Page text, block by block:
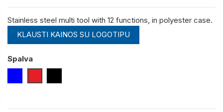
Stainless steel multi tool with 12 functions, in polyester case.
KLAUSTI KAINOS SU LOGOTIPU
Spalva